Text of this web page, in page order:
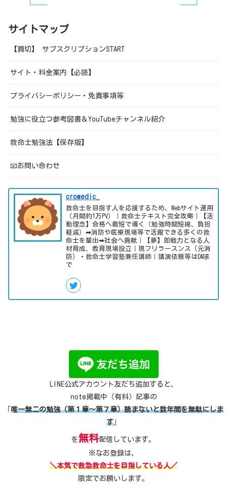
サイトマップ
【買切】 サブスクリプションSTART
サイト・料金案内【必読】
プライバシーポリシー・免責事項等
勉強に役立つ参考図書＆YouTubeチャンネル紹介
救命士勉強法【保存版】
📧お問い合わせ
cromedic_
救命士を目指す人を応援するため、Webサイト運用
（月間約1万PV）｜救命士テキスト完全攻略｜【活
動理念】合格へ最短で導く（勉強時間短縮、負担
軽減）➡消防や医療現場等で活躍できる多くの救
命士を輩出➡社会へ貢献｜【夢】即戦力となる人
材育成、教育現場設立｜現フリラースンス（元消
防）・救命士学習塾兼任講師｜講演依頼等はDMま
で
LINE公式アカウント友だち追加すると、
note掲載中（有料）記事の
唯一無二の勉強（第１章～第７章）読まないと数年間を無駄にしま
す
を無料配信しています。
※なお登録は、
＼本気で救急救命士を目指している人／
限定でお願いします。